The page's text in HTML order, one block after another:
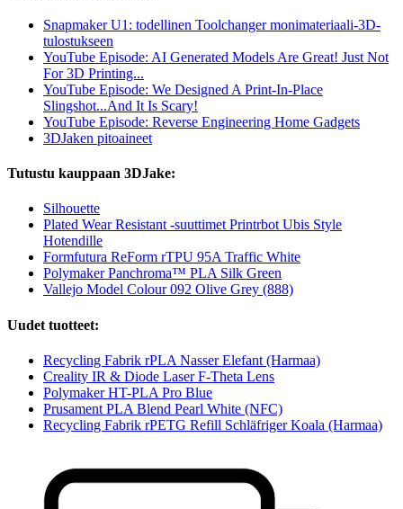
Snapmaker U1: todellinen Toolchanger monimateriaali-3D-
tulostukseen
YouTube Episode: AI Generated Models Are Great! Just Not
For 3D Printing...
YouTube Episode: We Designed A Print-In-Place
Slingshot...And It Is Scary!
YouTube Episode: Reverse Engineering Home Gadgets
3DJaken pitoaineet
Tutustu kauppaan 3DJake:
Silhouette
Plated Wear Resistant -suuttimet Printrbot Ubis Style
Hotendille
Formfutura ReForm rTPU 95A Traffic White
Polymaker Panchroma™ PLA Silk Green
Vallejo Model Colour 092 Olive Grey (888)
Uudet tuotteet:
Recycling Fabrik rPLA Nasser Elefant (Harmaa)
Creality IR & Diode Laser F-Theta Lens
Polymaker HT-PLA Pro Blue
Prusament PLA Blend Pearl White (NFC)
Recycling Fabrik rPETG Refill Schläfriger Koala (Harmaa)